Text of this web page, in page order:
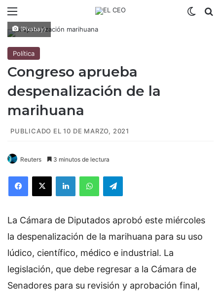
(Pixabay)
Política
Congreso aprueba
despenalización de la
marihuana
PUBLICADO EL 10 DE MARZO, 2021
Reuters 3 minutos de lectura
La Cámara de Diputados aprobó este miércoles
la despenalización de la marihuana para su uso
lúdico, científico, médico e industrial. La
legislación, que debe regresar a la Cámara de
Senadores para su revisión y aprobación final,